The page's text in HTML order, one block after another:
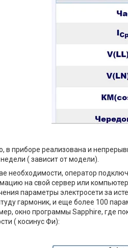
в приборе реализована и
( зависит от модели).
необходимости, оператор
на свой сервер или
параметры электросети за
гармоник, и еще более 100
окно программы Sapphire, где
( косинус Фи):